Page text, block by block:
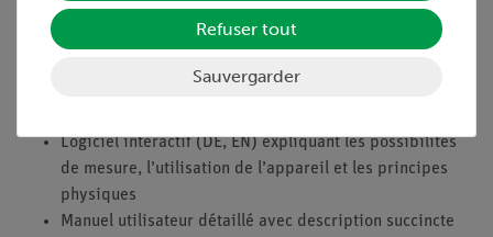
porte-échantillons vides
Alimentation : 100–240 V, 50/60 Hz, câble USB
Logiciel multilingue (DE, EN, …) pour la mesure,
Logiciel interactif (DE, EN) expliquant les possibilités
de mesure, l’utilisation de l’appareil et les principes
physiques
Manuel utilisateur détaillé avec description succincte
Refuser tout
Sauvergarder